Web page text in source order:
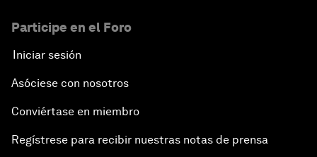
Participe en el Foro
Iniciar sesión
Asóciese con nosotros
Conviértase en miembro
Regístrese para recibir nuestras notas de prensa